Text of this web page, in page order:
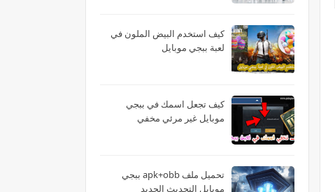
كيف استخدم البيض الملون في
لعبة ببجي موبايل
كيف تجعل اسمك في ببجي
موبايل غير مرئي مخفي
تحميل ملف apk+obb ببجي
موبايل التحديث الجديد